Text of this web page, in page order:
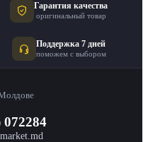
Гарантия качества
оригинальный товар
Поддержка 7 дней
поможем с выбором
072284